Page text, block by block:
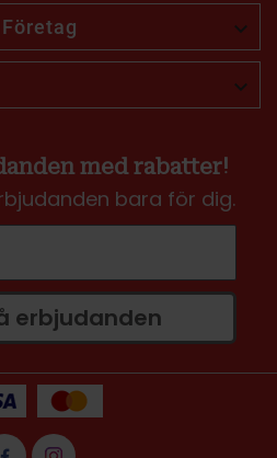


med rabatter!
bara för dig.
erbjudanden